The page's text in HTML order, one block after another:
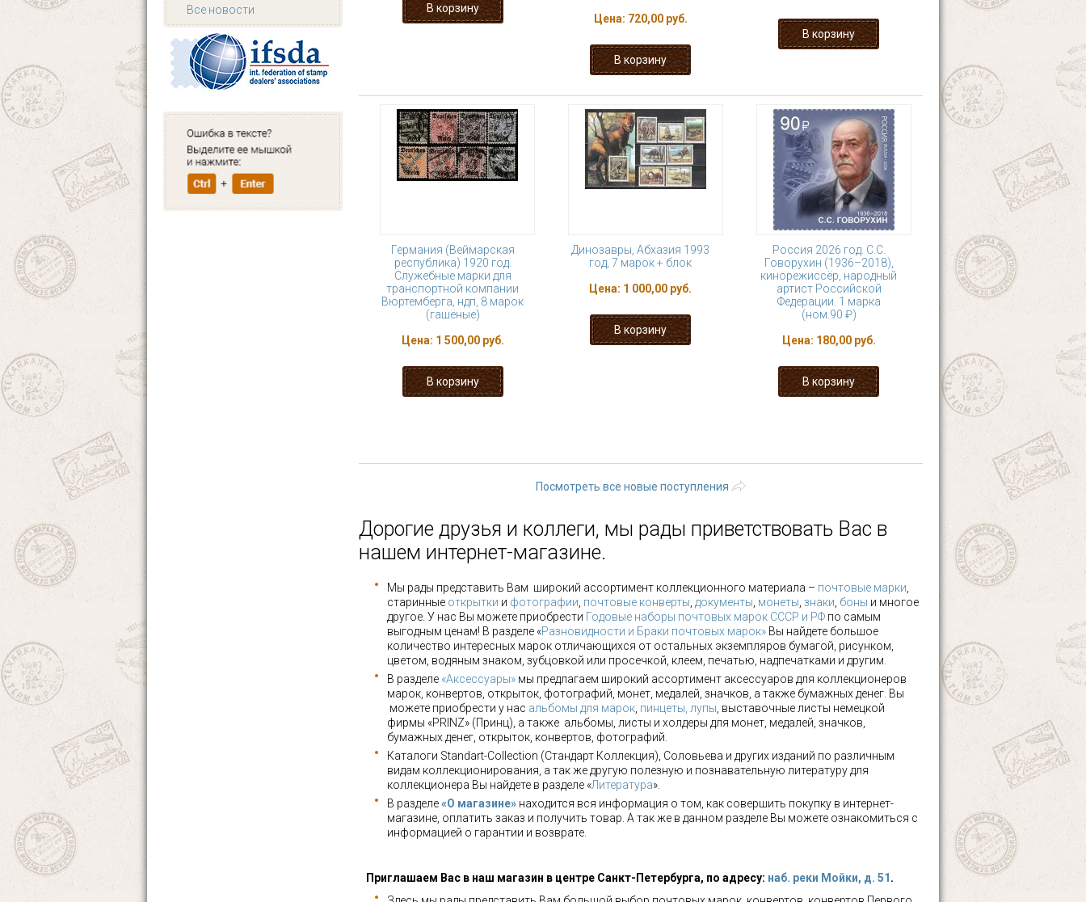
Все новости
Цена: 720,00 руб.
Германия (Веймарская
республика) 1920 год.
Служебные марки для
транспортной компании
Вюртемберга, ндп, 8 марок
(гашёные)
Цена: 1 500,00 руб.
Динозавры, Абхазия 1993
год, 7 марок + блок
Цена: 1 000,00 руб.
Россия 2026 год. С.С.
Говорухин (1936–2018),
кинорежиссёр, народный
артист Российской
Федерации. 1 марка
(ном.90 ₽)
Цена: 180,00 руб.
Посмотреть все новые поступления
Дорогие друзья и коллеги, мы рады приветствовать Вас в
нашем интернет-магазине.
Мы рады представить Вам широкий ассортимент коллекционного материала – почтовые марки
старинные открытки и фотографии почтовые конверты документы монеты знаки боны и многое
другое. У нас Вы можете приобрести Годовые наборы почтовых марок СССР и РФ по самым
выгодным ценам! В разделе «Разновидности и Браки почтовых марок» Вы найдете большое
количество интересных марок отличающихся от остальных экземпляров бумагой, рисунком,
цветом, водяным знаком, зубцовкой или просечкой, клеем, печатью, надпечатками и другим.
В разделе «Аксессуары» мы предлагаем широкий ассортимент аксессуаров для коллекционеров
марок, конвертов, открыток, фотографий, монет, медалей, значков, а также бумажных денег. Вы
можете приобрести у нас альбомы для марок пинцеты, лупы , выставочные листы немецкой
фирмы «PRINZ» (Принц), а также альбомы, листы и холдеры для монет, медалей, значков,
бумажных денег, открыток, конвертов, фотографий.
Каталоги Standart-Collection (Стандарт Коллекция), Соловьева и других изданий по различным
видам коллекционирования, а так же другую полезную и познавательную литературу для
коллекционера Вы найдете в разделе «Литература».
В разделе«О магазине» находится вся информация о том, как совершить покупку в интернет-
магазине, оплатить заказ и получить товар. А так же в данном разделе Вы можете ознакомиться с
информацией о гарантии и возврате.
Приглашаем Вас в наш магазин в центре Санкт-Петербурга, по адресу: наб. реки Мойки, д. 51 .